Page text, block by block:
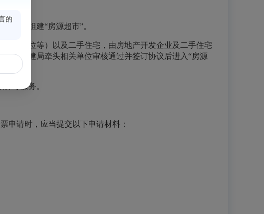
单位组建“房源超市”。
、车位等）以及二手住宅，由房地产开发企业及二手住宅
县住建局牵头相关单位审核通过并签订协议后进入“房源
等服务。
申请时，应当提交以下申请材料：
的